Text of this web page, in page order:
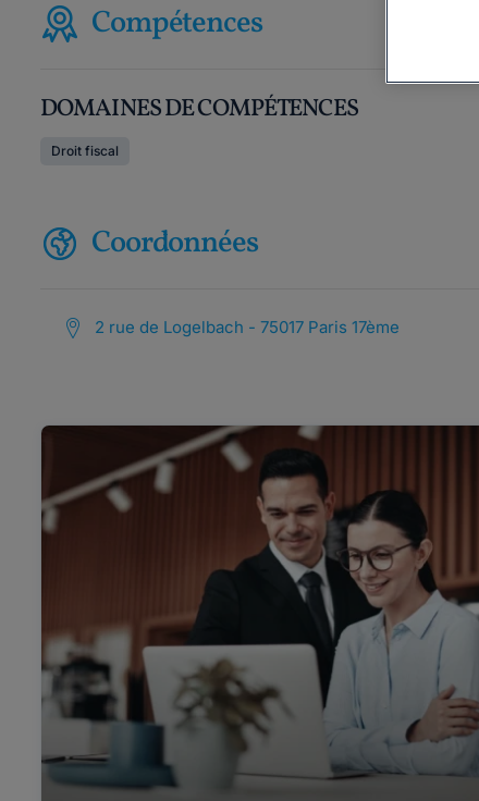
Compétences
DOMAINES DE COMPÉTENCES
Droit fiscal
Coordonnées
2 rue de Logelbach - 75017 Paris 17ème